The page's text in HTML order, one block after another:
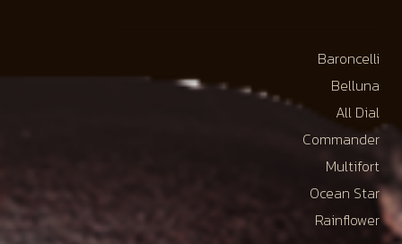
Baroncelli
Belluna
All Dial
Commander
Multifort
Ocean Star
Rainflower